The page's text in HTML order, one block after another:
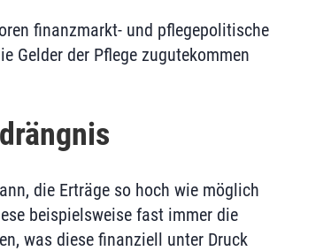
finanzmarkt- und pflegepolitische
Gelder der Pflege zugutekommen
die Erträge so hoch wie möglich
beispielsweise fast immer die
was diese finanziell unter Druck